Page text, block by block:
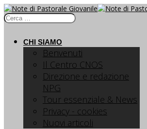
CHI SIAMO
Benvenuti
Il Centro CNOS
Direzione e redazione
NPG
Tour essenziale & News
Privacy - cookies
Nuovi articoli